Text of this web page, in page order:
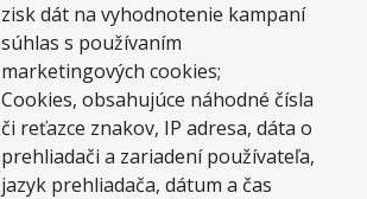
zisk dát na vyhodnotenie kampaní
súhlas s používaním
marketingových cookies;
Cookies, obsahujúce náhodné čísla
či reťazce znakov, IP adresa, dáta o
prehliadači a zariadení používateľa,
jazyk prehliadača, dátum a čas